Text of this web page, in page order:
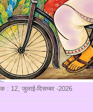
: 12, जुलाई-दिसम्बर -2026